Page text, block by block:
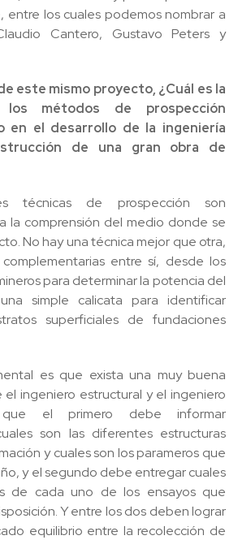
entre los cuales podemos nombrar a
Cantero, Gustavo Peters y
este mismo proyecto, ¿Cuál es la
los métodos de prospección
en el desarrollo de la ingeniería
de una gran obra de
técnicas de prospección son
la comprensión del medio donde se
No hay una técnica mejor que otra,
entre sí, desde los
para determinar la potencia del
simple calicata para identificar
superficiales de fundaciones
es que exista una muy buena
el ingeniero estructural y el ingeniero
el primero debe informar
son las diferentes estructuras
y cuales son los parameros que
y el segundo debe entregar cuales
de cada uno de los ensayos que
Y entre los dos deben lograr
equilibrio entre la recolección de